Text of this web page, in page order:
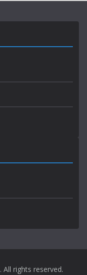
. All rights reserved.